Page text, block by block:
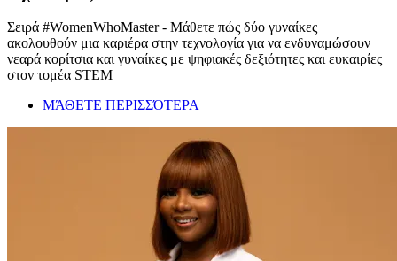
Σειρά #WomenWhoMaster - Μάθετε πώς δύο γυναίκες
ακολουθούν μια καριέρα στην τεχνολογία για να ενδυναμώσουν
νεαρά κορίτσια και γυναίκες με ψηφιακές δεξιότητες και ευκαιρίες
στον τομέα STEM
ΜΆΘΕΤΕ ΠΕΡΙΣΣΌΤΕΡΑ